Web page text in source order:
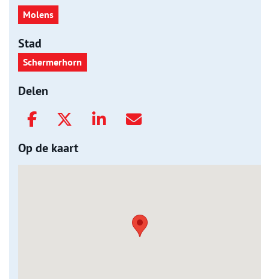
Molens
Stad
Schermerhorn
Delen
Op de kaart